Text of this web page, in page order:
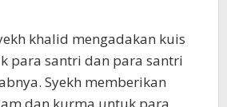
khalid mengadakan kuis
para santri dan para santri
Syekh memberikan